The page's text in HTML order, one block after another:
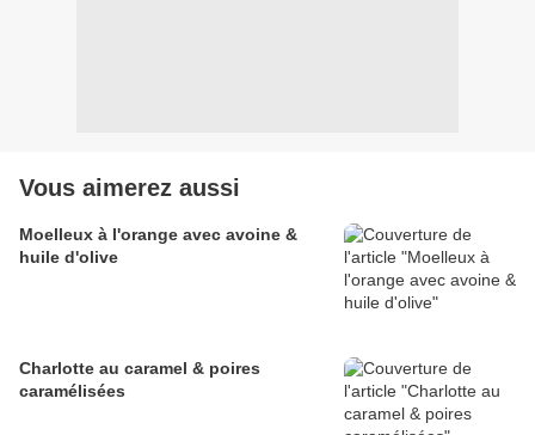
Vous aimerez aussi
Moelleux à l'orange avec avoine &
huile d'olive
Charlotte au caramel & poires
caramélisées